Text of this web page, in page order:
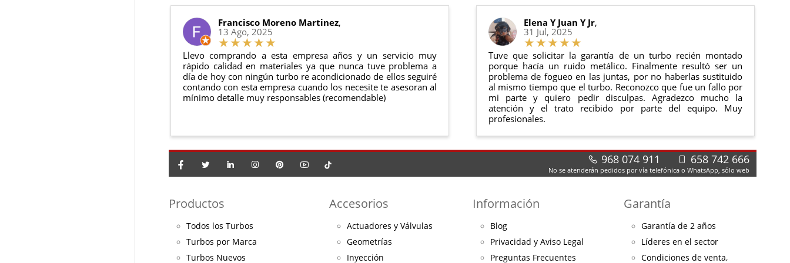
El productono debe haber sido montado ni manipulado
Debe devolverse en suembalaje original perfectas condiciones
Francisco Moreno Martinez,
13 Ago, 2025
Llevo comprando a esta empresa años y un servicio muy
rápido calidad en materiales ya que nunca tuve problema a
día de hoy con ningún turbo re acondicionado de ellos seguiré
contando con esta empresa cuando los necesite te asesoran al
mínimo detalle muy responsables (recomendable)
Elena Y Juan Y Jr,
31 Jul, 2025
Tuve que solicitar la garantía de un turbo recién montado
porque hacía un ruido metálico. Finalmente resultó ser un
problema de fogueo en las juntas, por no haberlas sustituido
al mismo tiempo que el turbo. Reconozco que fue un fallo por
mi parte y quiero pedir disculpas. Agradezco mucho la
atención y el trato recibido por parte del equipo. Muy
profesionales.
968 074 911 658 742 666
No se atenderán pedidos por vía telefónica o WhatsApp, sólo web
Productos
Todos los Turbos
Turbos por Marca
Turbos Nuevos
Accesorios
Actuadores y Válvulas
Geometrías
Inyección
Información
Blog
Privacidad y Aviso Legal
Preguntas Frecuentes
Garantía
Garantía de 2 años
Líderes en el sector
Condiciones de venta,